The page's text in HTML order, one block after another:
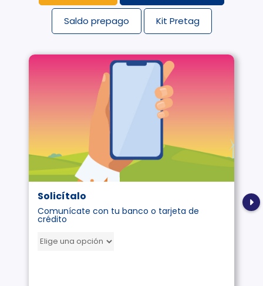
Saldo prepago Kit Pretag
Solicítalo
Comunícate con tu banco o tarjeta de
crédito